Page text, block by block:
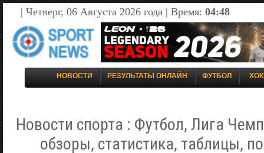
| Четверг, 06 Августа 2026 года | Время: 04:48
НОВОСТИ РЕЗУЛЬТАТЫ ОНЛАЙН ФУТБОЛ
Новости спорта : Футбол, Лига
обзоры, статистика, таблицы,